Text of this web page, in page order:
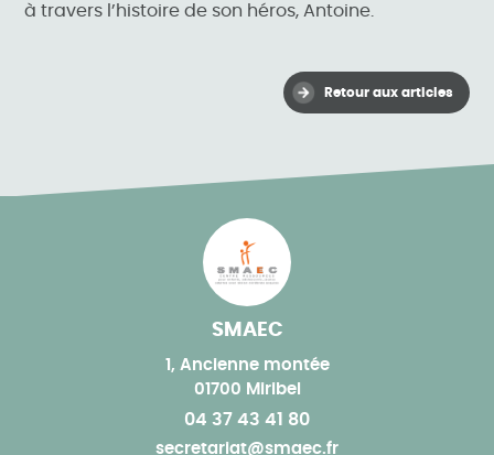
à travers l’histoire de son héros, Antoine.
Retour aux articles
SMAEC
1, Ancienne montée
01700 Miribel
04 37 43 41 80
secretariat@smaec.fr